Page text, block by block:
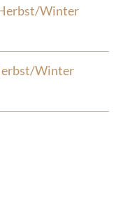
Winter
Winter